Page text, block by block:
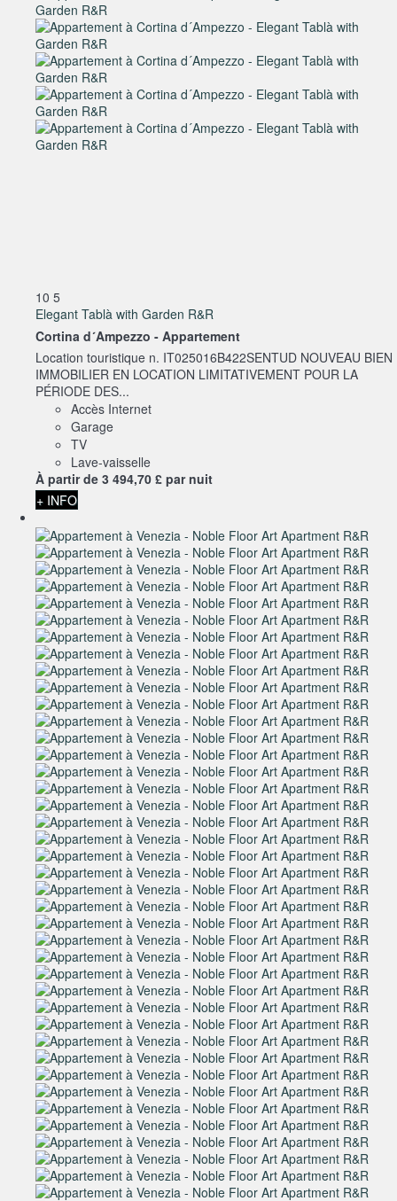
10 5
Elegant Tablà with Garden R&R
Cortina d´Ampezzo - Appartement
Location touristique n. IT025016B422SENTUD NOUVEAU BIEN
IMMOBILIER EN LOCATION LIMITATIVEMENT POUR LA
PÉRIODE DES...
Accès Internet
Garage
TV
Lave-vaisselle
À partir de 3 494,70 £ par nuit
+ INFO